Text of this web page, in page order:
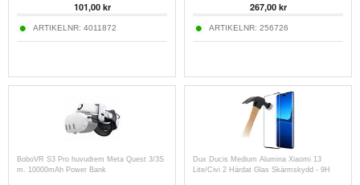
101,00 kr
ARTIKELNR: 4011872
267,00 kr
ARTIKELNR: 256726
BoboVR S3 Pro huvudrem Meta Quest 3/3S
m. 10000mAh Power Bank
Dux Ducis Medium Alumina Xiaomi 13
Lite/Civi 2 Härdat Glas Skärmskydd - 9H